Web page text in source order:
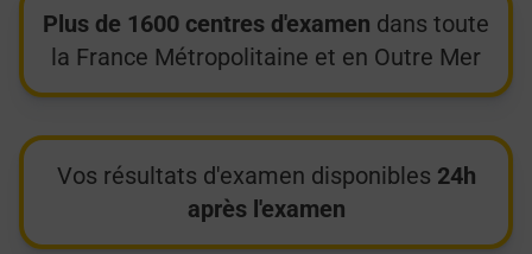
Plus de 1600 centres d'examen dans toute
la France Métropolitaine et en Outre Mer
Vos résultats d'examen disponibles 24h
après l'examen